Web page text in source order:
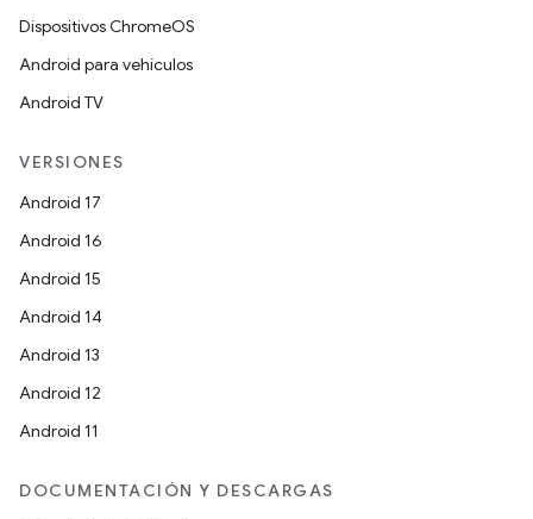
Dispositivos ChromeOS
Android para vehículos
Android TV
VERSIONES
Android 17
Android 16
Android 15
Android 14
Android 13
Android 12
Android 11
DOCUMENTACIÓN Y DESCARGAS